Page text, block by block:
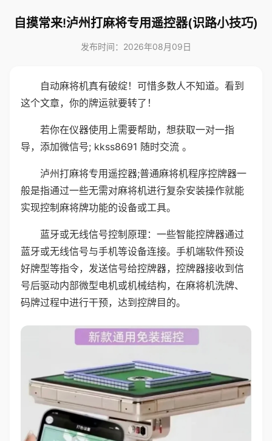
自摸常来!泸州打麻将专用遥控器(识路小技巧)
发布时间：2026年08月09日
自动麻将机真有破绽！可惜多数人不知道。看到
这个文章，你的牌运就要转了！
若你在仪器使用上需要帮助，想获取一对一指
导，添加微信号; kkss8691 随时交流 。
泸州打麻将专用遥控器;普通麻将机程序控牌器一
般是指通过一些无需对麻将机进行复杂安装操作就能
实现控制麻将牌功能的设备或工具。
蓝牙或无线信号控制原理：一些智能控牌器通过
蓝牙或无线信号与手机等设备连接。手机端软件预设
好牌型等指令，发送信号给控牌器，控牌器接收到信
号后驱动内部微型电机或机械结构，在麻将机洗牌、
码牌过程中进行干预，达到控牌目的。